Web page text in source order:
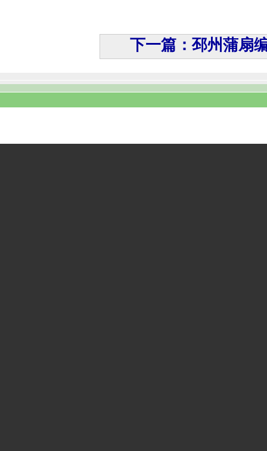
下一篇：邳州蒲扇